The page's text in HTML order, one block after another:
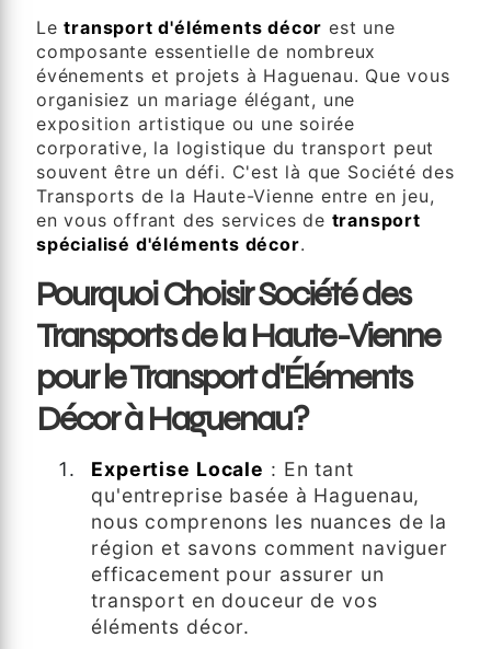
Letransport d'éléments décor est une
composante essentielle de nombreux
événements et projets à Haguenau. Que vous
organisiez un mariage élégant, une
exposition artistique ou une soirée
corporative, la logistique du transport peut
souvent être un défi. C'est là que Société des
Transports de la Haute-Vienne entre en jeu,
en vous offrant des services de transport
spécialisé d'éléments décor.
Pourquoi Choisir Société des
Transports de la Haute-Vienne
pour le Transport d'Éléments
Décor à Haguenau?
Expertise Locale : En tant
qu'entreprise basée à Haguenau,
nous comprenons les nuances de la
région et savons comment naviguer
efficacement pour assurer un
transport en douceur de vos
éléments décor.